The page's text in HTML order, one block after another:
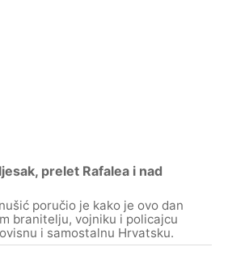
prelet Rafalea i nad
poručio je kako je ovo dan
branitelju, vojniku i policajcu
i samostalnu Hrvatsku.